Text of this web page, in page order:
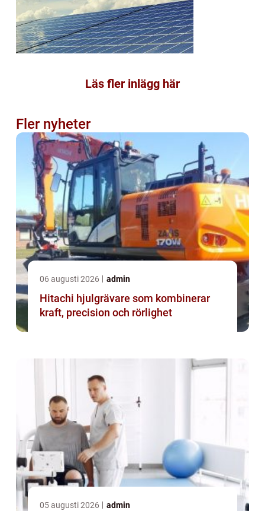
Läs fler inlägg här
Fler nyheter
06 augusti 2026 admin
Hitachi hjulgrävare som kombinerar
kraft, precision och rörlighet
05 augusti 2026 admin